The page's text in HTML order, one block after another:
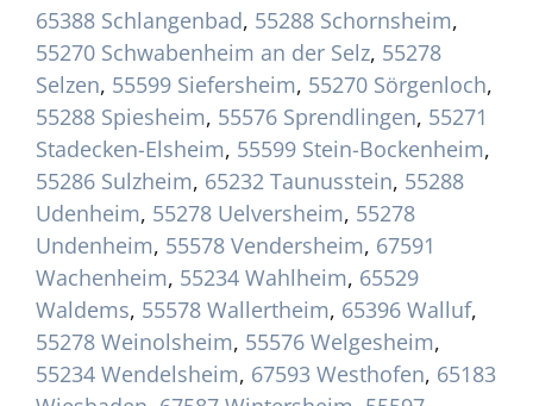
65388 Schlangenbad, 55288 Schornsheim,
55270 Schwabenheim an der Selz, 55278
Selzen, 55599 Siefersheim, 55270 Sörgenloch,
55288 Spiesheim, 55576 Sprendlingen, 55271
Stadecken-Elsheim, 55599 Stein-Bockenheim,
55286 Sulzheim, 65232 Taunusstein, 55288
Udenheim, 55278 Uelversheim, 55278
Undenheim, 55578 Vendersheim, 67591
Wachenheim, 55234 Wahlheim, 65529
Waldems, 55578 Wallertheim, 65396 Walluf,
55278 Weinolsheim, 55576 Welgesheim,
55234 Wendelsheim, 67593 Westhofen, 65183